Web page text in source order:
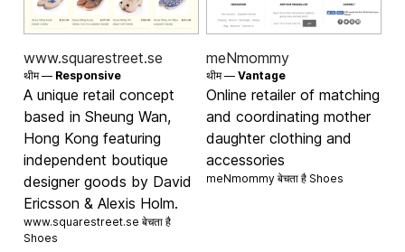
www.squarestreet.se
थीम — Responsive
A unique retail concept
based in Sheung Wan,
Hong Kong featuring
independent boutique
designer goods by David
Ericsson & Alexis Holm.
www.squarestreet.se बेचता है
Shoes
meNmommy
थीम — Vantage
Online retailer of matching
and coordinating mother
daughter clothing and
accessories
meNmommy बेचता है Shoes